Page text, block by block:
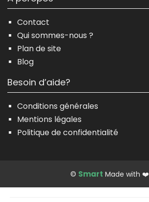
Contact
Qui sommes-nous ?
Plan de site
Blog
Besoin d’aide?
Conditions générales
Mentions légales
Politique de confidentialité
© Smart Made with ❤️